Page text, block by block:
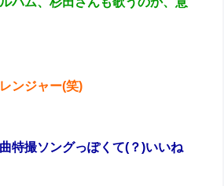
ンジャー(笑)
特撮ソングっぽくて(？)いいね